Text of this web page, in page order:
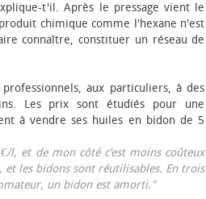
t'il. Après le pressage vient le
chimique comme l'hexane n'est
connaître, constituer un réseau de
aux particuliers, à des
Les prix sont étudiés pour une
à vendre ses huiles en bidon de 5
l, et de mon côté c’est moins coûteux
et les bidons sont réutilisables. En trois
un bidon est amorti."